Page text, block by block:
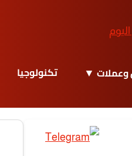
وعملات تكنولوجيا